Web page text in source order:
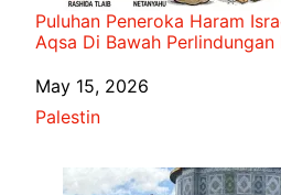
Puluhan Peneroka Haram
Aqsa Di Bawah Perlindungan
Date
May 15, 2026
In relation to
Palestin